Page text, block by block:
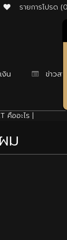
รายการโปรด
งิน
ข่าวสาร
คืออะไร |
ม